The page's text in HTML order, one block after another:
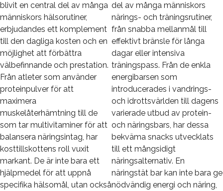
blivit en central del av många
människors hälsorutiner,
erbjudandes ett komplement
till den dagliga kosten och en
möjlighet att förbättra
välbefinnande och prestation.
Från atleter som använder
proteinpulver för att
maximera
muskelåterhämtning till de
som tar multivitaminer för att
balansera näringsintag, har
kosttillskottens roll vuxit
markant. De är inte bara ett
hjälpmedel för att uppnå
specifika hälsomål, utan också
del av många människors
närings- och träningsrutiner,
från snabba mellanmål till
effektivt bränsle för långa
dagar eller intensiva
träningspass. Från de enkla
energibarsen som
introducerades i vandrings-
och idrottsvärlden till dagens
varierade utbud av protein-
och näringsbars, har dessa
bekväma snacks utvecklats
till ett mångsidigt
näringsalternativ. En
näringstät bar kan inte bara ge
nödvändig energi och näring,